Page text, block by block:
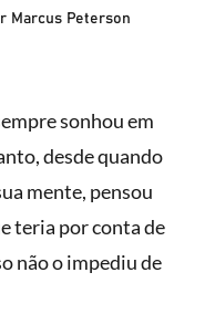
Marcus Peterson
sonhou em
desde quando
mente, pensou
teria por conta de
não o impediu de